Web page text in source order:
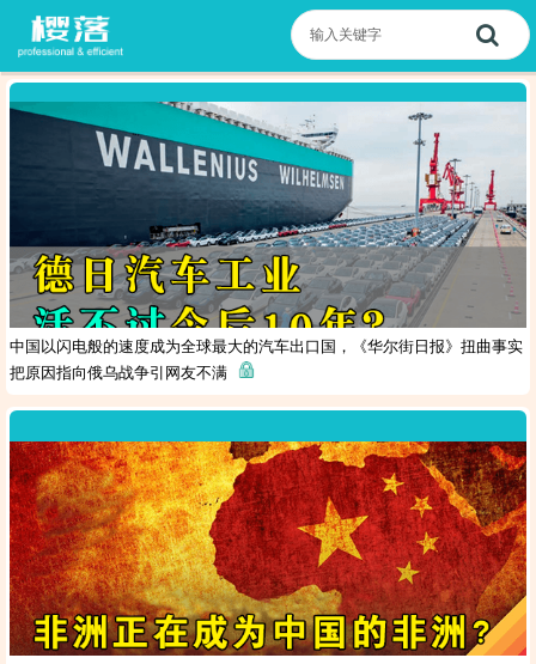
中国以闪电般的速度成为全球最大的汽车出口国，《华尔街日报》扭曲事实
把原因指向俄乌战争引网友不满